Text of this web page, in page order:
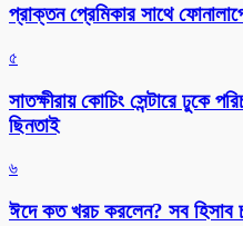
প্রাক্তন প্রেমিকার সাথে
৫
সাতক্ষীরায় কোচিং সেন্টারে ঢুকে
ছিনতাই
৬
ঈদে কত খরচ করলেন? সব হিসাব